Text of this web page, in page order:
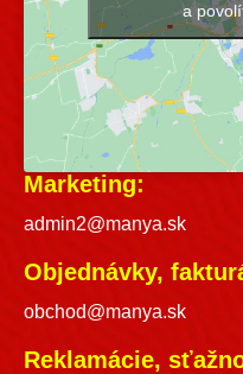
a
Marketing:
admin2@manya.sk
Objednávky,
obchod@manya.sk
Reklamácie,